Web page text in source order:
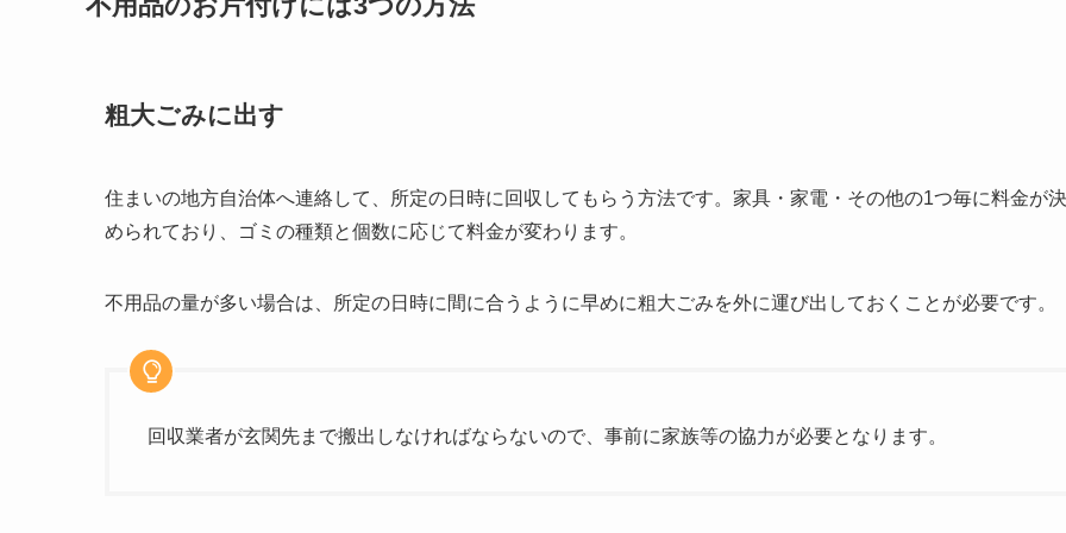
粗大ごみに出す
住まいの地方自治体へ連絡して、所定の日時に回収してもらう方法です。家具・家電・その他の1つ毎に料金が決
められており、ゴミの種類と個数に応じて料金が変わります。
不用品の量が多い場合は、所定の日時に間に合うように早めに粗大ごみを外に運び出しておくことが必要です。
回収業者が玄関先まで搬出しなければならないので、事前に家族等の協力が必要となります。